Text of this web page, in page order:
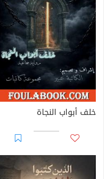
خلف أبواب النجاة